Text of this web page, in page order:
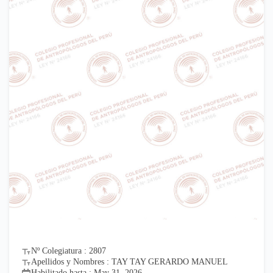
Nº Colegiatura : 2807
Apellidos y Nombres : TAY TAY GERARDO MANUEL